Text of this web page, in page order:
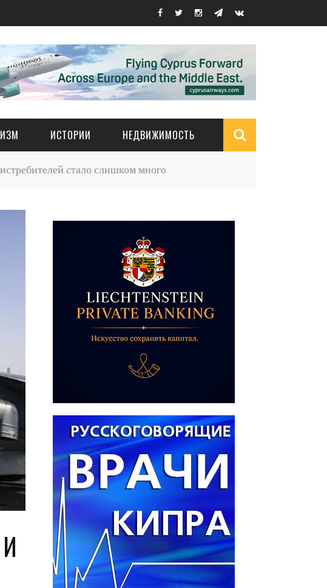
ИСТОРИИ НЕДВИЖИМОСТЬ
стало слишком много